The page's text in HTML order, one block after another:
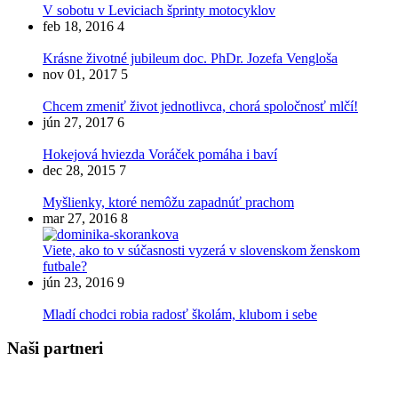
V sobotu v Leviciach šprinty motocyklov
feb 18, 2016 4
Krásne životné jubileum doc. PhDr. Jozefa Vengloša
nov 01, 2017 5
Chcem zmeniť život jednotlivca, chorá spoločnosť mlčí!
jún 27, 2017 6
Hokejová hviezda Voráček pomáha i baví
dec 28, 2015 7
Myšlienky, ktoré nemôžu zapadnúť prachom
mar 27, 2016 8
Viete, ako to v súčasnosti vyzerá v slovenskom ženskom
futbale?
jún 23, 2016 9
Mladí chodci robia radosť školám, klubom i sebe
Naši partneri